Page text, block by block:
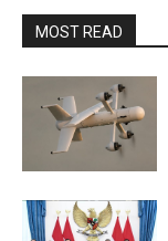
MOST READ